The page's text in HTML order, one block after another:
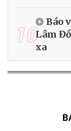
10
Báo
Lâm
xa